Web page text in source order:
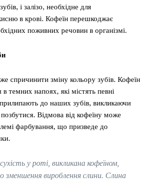
і залізо, необхідне для
в крові. Кофеїн перешкоджає
поживних речовин в організмі.
спричинити зміну кольору зубів. Кофеїн
в темних напоях, які містять певні
прилипають до наших зубів, викликаючи
Відмова від кофеїну може
фарбування, що призведе до
у роті, викликана кофеїном,
зменшення вироблення слини. Слина